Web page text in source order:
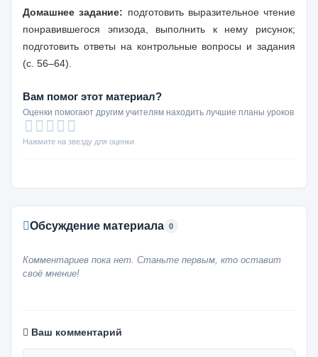
Домашнее задание: подготовить выразительное чтение
понравившегося эпизода, выполнить к нему рисунок;
подготовить ответы на контрольные вопросы и задания
(с. 56–64).
Вам помог этот материал?
Оценки помогают другим учителям находить лучшие планы уроков
Нажмите на звезду для оценки
Обсуждение материала 0
Комментариев пока нет. Станьте первым, кто оставит
своё мнение!
Ваш комментарий